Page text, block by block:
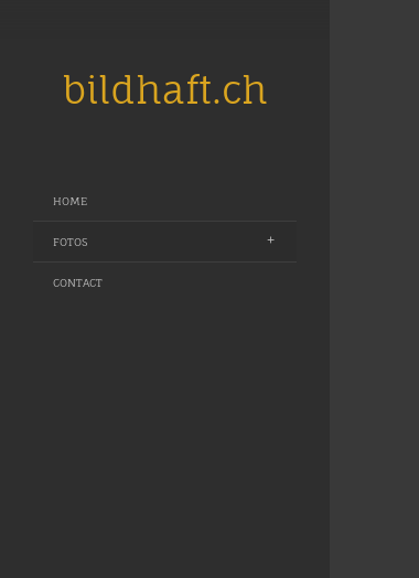
bildhaft.ch
HOME
FOTOS
CONTACT